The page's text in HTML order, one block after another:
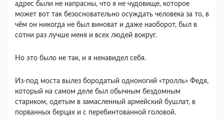
адрес были не напрасны, что я не чудовище, которое
может вот так безосновательно осуждать человека за то, в
чём он никогда не был виноват и даже наоборот, был в
сотни раз лучше меня и всех людей вокруг.
Но это было не так, и я ненавидел себя.
Из-под моста вылез бородатый одноногий «тролль» Федя,
который на самом деле был обычным бездомным
стариком, одетым в замасленный армейский бушлат, в
порванных берцах и с перебинтованной головой.